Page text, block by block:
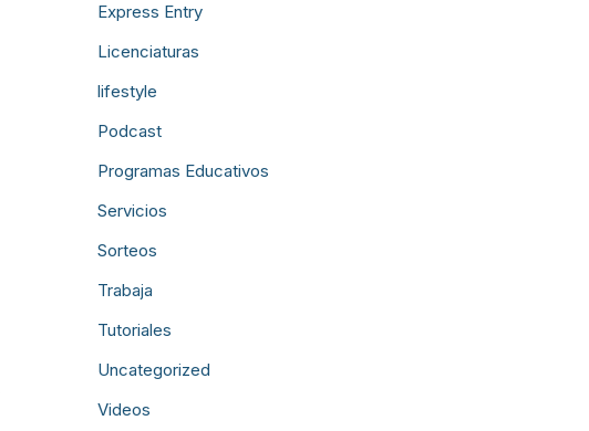
Express Entry
Licenciaturas
lifestyle
Podcast
Programas Educativos
Servicios
Sorteos
Trabaja
Tutoriales
Uncategorized
Videos